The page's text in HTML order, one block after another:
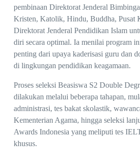
pembinaan Direktorat Jenderal
Kristen, Katolik, Hindu, Buddha, Pusat
Direktorat Jenderal Pendidikan Islam
diri secara optimal. Ia menilai program
penting dari upaya kaderisasi guru dan
di lingkungan pendidikan keagamaan.
Proses seleksi Beasiswa S2 Double
dilakukan melalui beberapa tahapan,
administrasi, tes bakat skolastik,
Kementerian Agama, hingga seleksi
Awards Indonesia yang meliputi tes
khusus.